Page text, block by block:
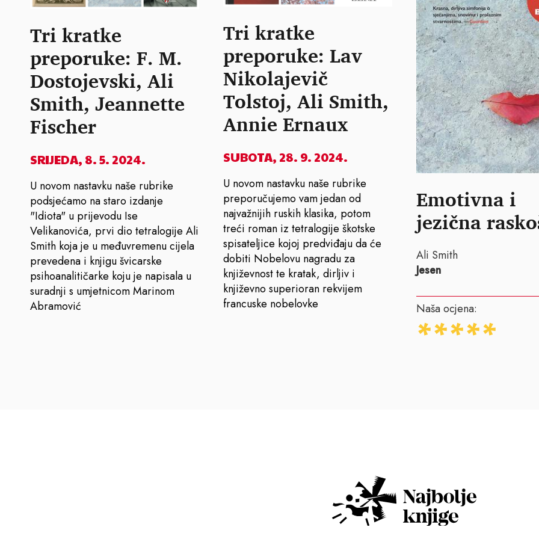
Tri kratke
preporuke: F. M.
Dostojevski, Ali
Smith, Jeannette
Fischer
SRIJEDA, 8. 5. 2024.
U novom nastavku naše rubrike
podsjećamo na staro izdanje
"Idiota" u prijevodu Ise
Velikanovića, prvi dio tetralogije Ali
Smith koja je u međuvremenu cijela
prevedena i knjigu švicarske
psihoanalitičarke koju je napisala u
suradnji s umjetnicom Marinom
Abramović
Tri kratke
preporuke: Lav
Nikolajevič
Tolstoj, Ali Smith,
Annie Ernaux
SUBOTA, 28. 9. 2024.
U novom nastavku naše rubrike
preporučujemo vam jedan od
najvažnijih ruskih klasika, potom
treći roman iz tetralogije škotske
spisateljice kojoj predviđaju da će
dobiti Nobelovu nagradu za
književnost te kratak, dirljiv i
književno superioran rekvijem
francuske nobelovke
Emotivna i
jezična
Ali Smith
Jesen
Naša ocjena: